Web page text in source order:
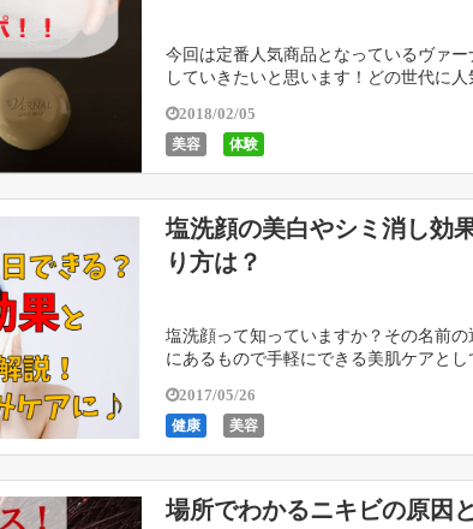
今回は定番人気商品となっているヴァ
していきたいと思います！どの世代に
2018/02/05
美容 体験
塩洗顔の美白やシミ消し効
り方は？
塩洗顔って知っていますか？その名前
にあるもので手軽にできる美肌ケアと
2017/05/26
健康 美容
場所でわかるニキビの原因